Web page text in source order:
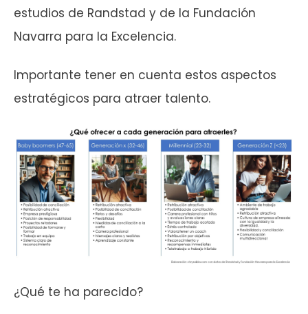
estudios de Randstad y de la Fundación
Navarra para la Excelencia.
Importante tener en cuenta estos aspectos
estratégicos para atraer talento.
¿Qué te ha parecido?